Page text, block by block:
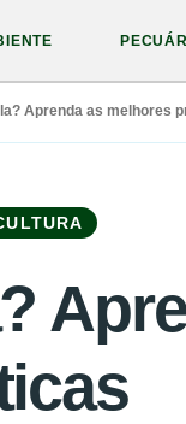
Aprenda as melhores